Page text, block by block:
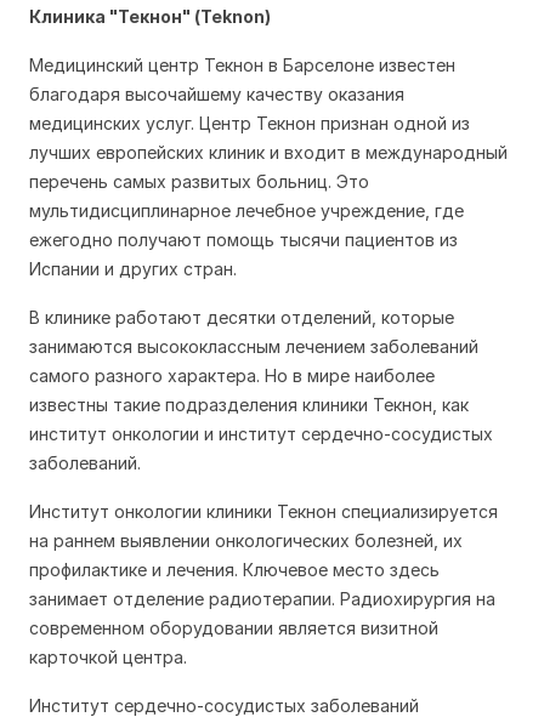
Клиника "Текнон" (Teknon)
Медицинский центр Текнон в Барселоне известен
благодаря высочайшему качеству оказания
медицинских услуг. Центр Текнон признан одной из
лучших европейских клиник и входит в международный
перечень самых развитых больниц. Это
мультидисциплинарное лечебное учреждение, где
ежегодно получают помощь тысячи пациентов из
Испании и других стран.
В клинике работают десятки отделений, которые
занимаются высококлассным лечением заболеваний
самого разного характера. Но в мире наиболее
известны такие подразделения клиники Текнон, как
институт онкологии и институт сердечно-сосудистых
заболеваний.
Институт онкологии клиники Текнон специализируется
на раннем выявлении онкологических болезней, их
профилактике и лечения. Ключевое место здесь
занимает отделение радиотерапии. Радиохирургия на
современном оборудовании является визитной
карточкой центра.
Институт сердечно-сосудистых заболеваний